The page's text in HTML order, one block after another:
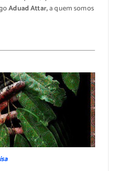
Aduad Attar,a quem somos